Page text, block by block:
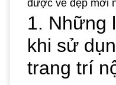
được vẻ đẹp mới
1. Những
khi sử
trang trí